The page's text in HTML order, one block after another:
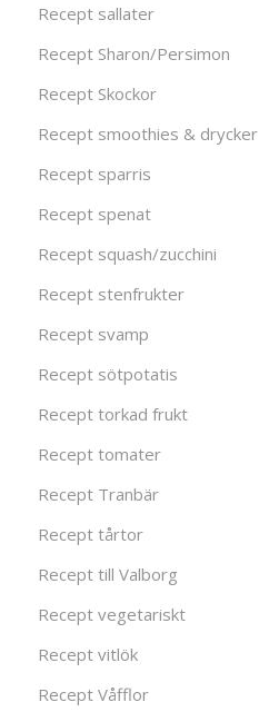
Recept sallater
Recept Sharon/Persimon
Recept Skockor
Recept smoothies & drycker
Recept sparris
Recept spenat
Recept squash/zucchini
Recept stenfrukter
Recept svamp
Recept sötpotatis
Recept torkad frukt
Recept tomater
Recept Tranbär
Recept tårtor
Recept till Valborg
Recept vegetariskt
Recept vitlök
Recept Våfflor